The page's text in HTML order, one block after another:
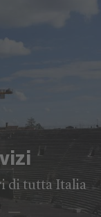
di tutta Italia